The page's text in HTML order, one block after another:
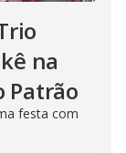
na
Patrão
festa com